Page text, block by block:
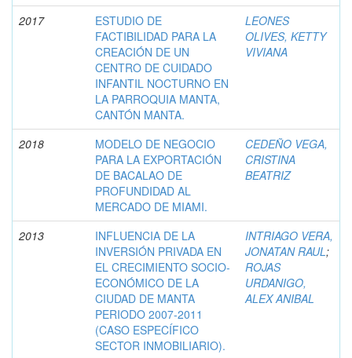
2017
ESTUDIO DE
FACTIBILIDAD PARA LA
CREACIÓN DE UN
CENTRO DE CUIDADO
INFANTIL NOCTURNO EN
LA PARROQUIA MANTA,
CANTÓN MANTA.
LEONES
OLIVES, KETTY
VIVIANA
2018
MODELO DE NEGOCIO
PARA LA EXPORTACIÓN
DE BACALAO DE
PROFUNDIDAD AL
MERCADO DE MIAMI.
CEDEÑO VEGA,
CRISTINA
BEATRIZ
2013
INFLUENCIA DE LA
INVERSIÓN PRIVADA EN
EL CRECIMIENTO SOCIO-
ECONÓMICO DE LA
CIUDAD DE MANTA
PERIODO 2007-2011
(CASO ESPECÍFICO
SECTOR INMOBILIARIO).
INTRIAGO VERA,
JONATAN RAUL;
ROJAS
URDANIGO,
ALEX ANIBAL